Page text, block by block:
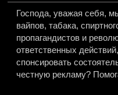
Господа, уважая себя,
вайпов, табака,
пропагандистов и
ответственных
спонсировать
честную рекламу?